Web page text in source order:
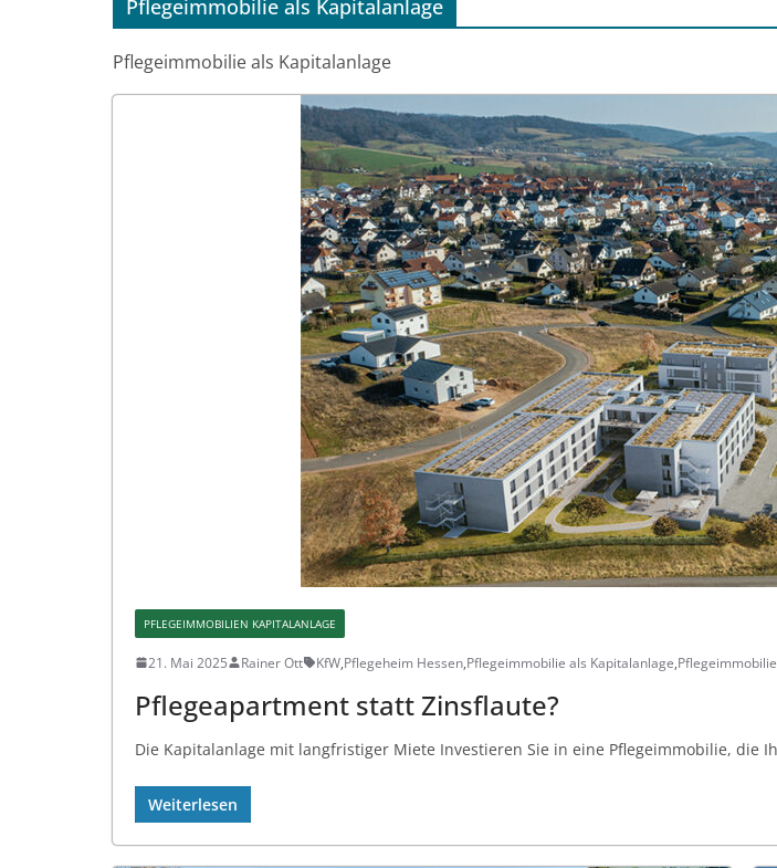
Pflegeimmobilie als Kapitalanlage
Pflegeimmobilie als Kapitalanlage
PFLEGEIMMOBILIEN KAPITALANLAGE
21. Mai 2025 Rainer Ott KfW,Pflegeheim Hessen,Pflegeimmobilie als Kapitalanlage,
Pflegeapartment statt Zinsflaute?
Die Kapitalanlage mit langfristiger Miete Investieren Sie in eine Pflegeimmobilie, die
Weiterlesen